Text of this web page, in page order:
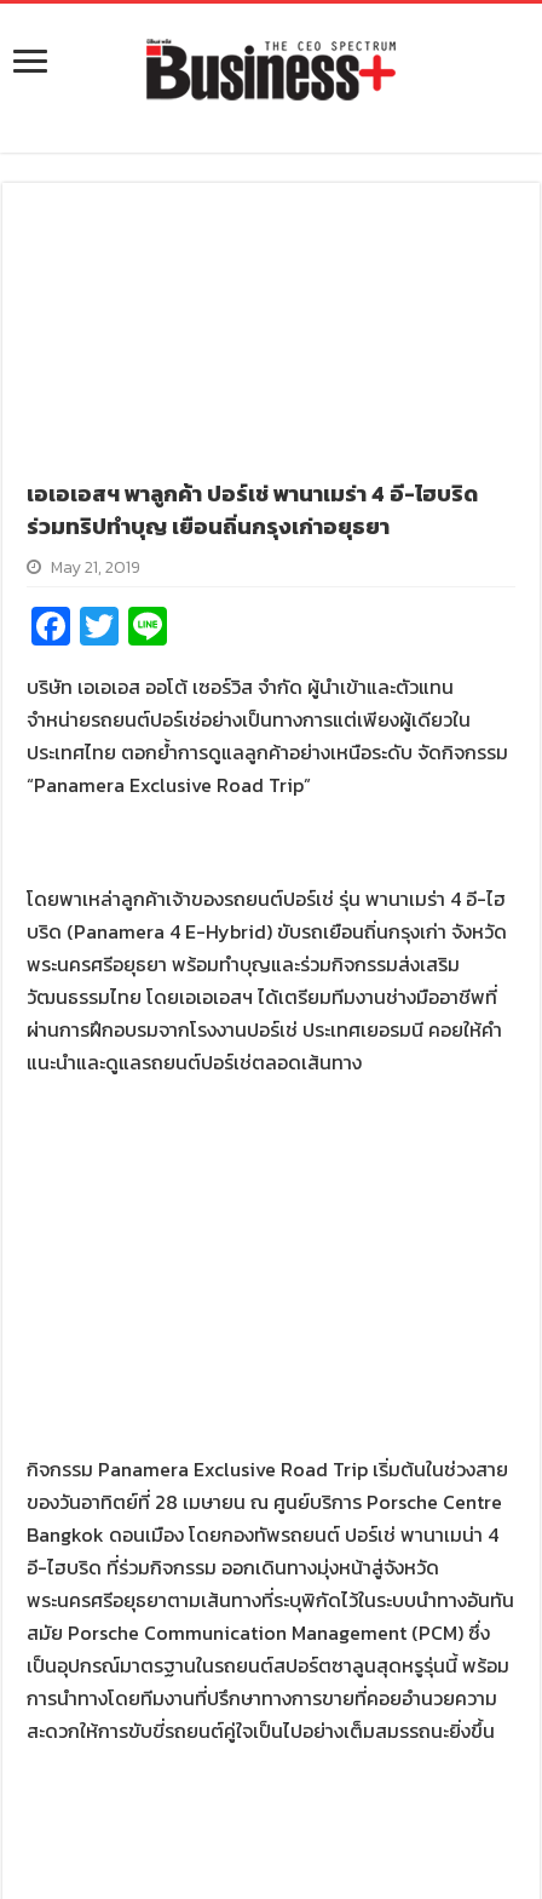
เอเอเอสฯ พาลูกค้า ปอร์เช่ พานาเมร่า 4 อี-ไฮบริด
ร่วมทริปทำบุญ เยือนถิ่นกรุงเก่าอยุธยา
May 21, 2019
Fa
ce
b
o
o
T
wi
tt
er
n
e
บริษัท เอเอเอส ออโต้ เซอร์วิส จำกัด ผู้นำเข้าและตัวแทน
จำหน่ายรถยนต์ปอร์เช่อย่างเป็นทางการแต่เพียงผู้เดียวใน
ประเทศไทย ตอกย้ำการดูแลลูกค้าอย่างเหนือระดับ จัดกิจกรรม
“Panamera Exclusive Road Trip”
โดยพาเหล่าลูกค้าเจ้าของรถยนต์ปอร์เช่ รุ่น พานาเมร่า 4 อี-ไฮ
บริด (Panamera 4 E-Hybrid) ขับรถเยือนถิ่นกรุงเก่า จังหวัด
พระนครศรีอยุธยา พร้อมทำบุญและร่วมกิจกรรมส่งเสริม
วัฒนธรรมไทย โดยเอเอเอสฯ ได้เตรียมทีมงานช่างมืออาชีพที่
ผ่านการฝึกอบรมจากโรงงานปอร์เช่ ประเทศเยอรมนี คอยให้คำ
แนะนำและดูแลรถยนต์ปอร์เช่ตลอดเส้นทาง
กิจกรรม Panamera Exclusive Road Trip เริ่มต้นในช่วงสาย
ของวันอาทิตย์ที่ 28 เมษายน ณ ศูนย์บริการ Porsche Centre
Bangkok ดอนเมือง โดยกองทัพรถยนต์ ปอร์เช่ พานาเมน่า 4
อี-ไฮบริด ที่ร่วมกิจกรรม ออกเดินทางมุ่งหน้าสู่จังหวัด
พระนครศรีอยุธยาตามเส้นทางที่ระบุพิกัดไว้ในระบบนำทางอันทัน
สมัย Porsche Communication Management (PCM) ซึ่ง
เป็นอุปกรณ์มาตรฐานในรถยนต์สปอร์ตซาลูนสุดหรูรุ่นนี้ พร้อม
การนำทางโดยทีมงานที่ปรึกษาทางการขายที่คอยอำนวยความ
สะดวกให้การขับขี่รถยนต์คู่ใจเป็นไปอย่างเต็มสมรรถนะยิ่งขึ้น